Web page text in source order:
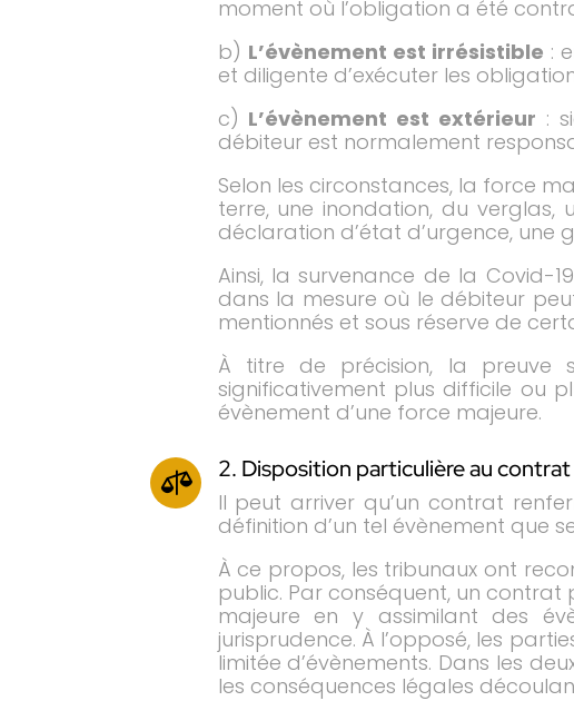
moment où l’obligation a été
b) L’évènement est irrésistible :
et diligente d’exécuter les
c) L’évènement est extérieur :
débiteur est normalement
Selon les circonstances, la force
terre, une inondation, du verglas,
déclaration d’état d’urgence, une
Ainsi, la survenance de la Covid-
dans la mesure où le débiteur
mentionnés et sous réserve de
À titre de précision, la preuve
significativement plus difficile ou
évènement d’une force majeure.
 2. Disposition particulière au contrat
Il peut arriver qu’un contrat
définition d’un tel évènement que
À ce propos, les tribunaux ont
public. Par conséquent, un
majeure en y assimilant des
jurisprudence. À l’opposé, les
limitée d’évènements. Dans les
les conséquences légales